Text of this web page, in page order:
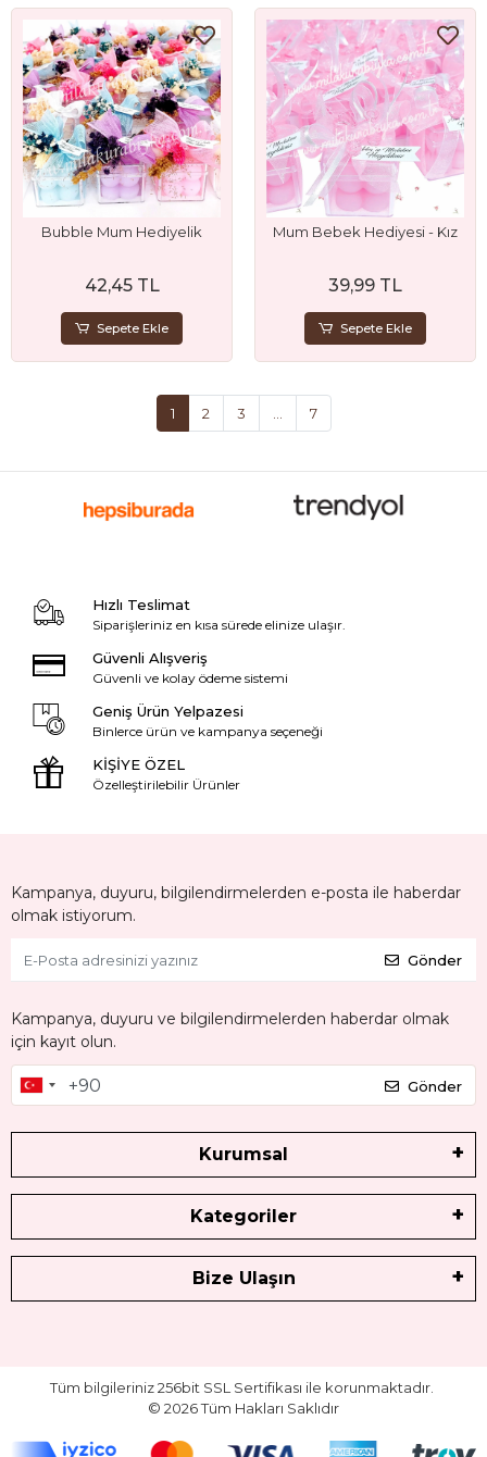
Bubble Mum Hediyelik
42,45 TL
Sepete Ekle
Mum Bebek Hediyesi - Kız
39,99 TL
Sepete Ekle
1 2 3 ... 7
Hızlı Teslimat
Siparişleriniz en kısa sürede elinize ulaşır.
Güvenli Alışveriş
Güvenli ve kolay ödeme sistemi
Geniş Ürün Yelpazesi
Binlerce ürün ve kampanya seçeneği
KİŞİYE ÖZEL
Özelleştirilebilir Ürünler
Kampanya, duyuru, bilgilendirmelerden e-posta ile haberdar
olmak istiyorum.
Gönder
Kampanya, duyuru ve bilgilendirmelerden haberdar olmak
için kayıt olun.
Gönder
Kurumsal
Kategoriler
Bize Ulaşın
Tüm bilgileriniz 256bit SSL Sertifikası ile korunmaktadır.
© 2026Tüm Hakları Saklıdır